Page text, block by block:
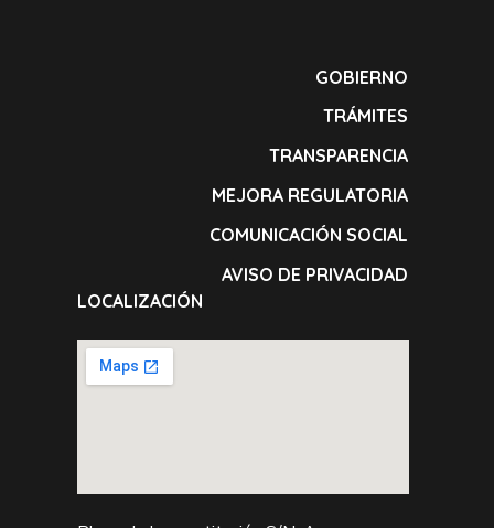
GOBIERNO
TRÁMITES
TRANSPARENCIA
MEJORA REGULATORIA
COMUNICACIÓN SOCIAL
AVISO DE PRIVACIDAD
LOCALIZACIÓN